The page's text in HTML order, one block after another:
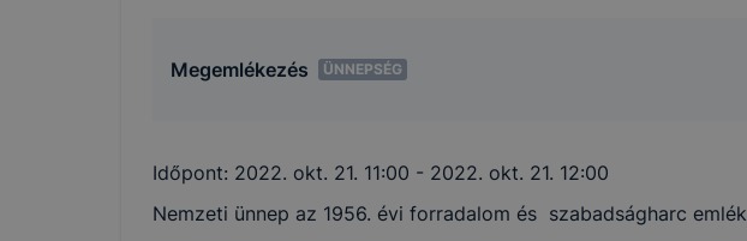
Megemlékezés ÜNNEPSÉG
Időpont: 2022. okt. 21. 11:00 - 2022. okt. 21. 12:00
Nemzeti ünnep az 1956. évi forradalom és szabadságharc
megakadályozása vagy törlése
képesek honlapunk funkcióinak